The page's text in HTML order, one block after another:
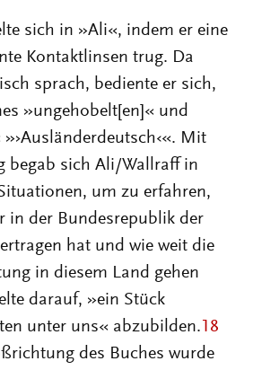
sich in »Ali«, indem er eine
Kontaktlinsen trug. Da
sprach, bediente er sich,
»ungehobelt[en]« und
Mit
begab sich Ali/Wallraff in
um zu erfahren,
in der Bundesrepublik der
hat und wie weit die
in diesem Land gehen
darauf, »ein Stück
unter uns« abzubilden.18
des Buches wurde